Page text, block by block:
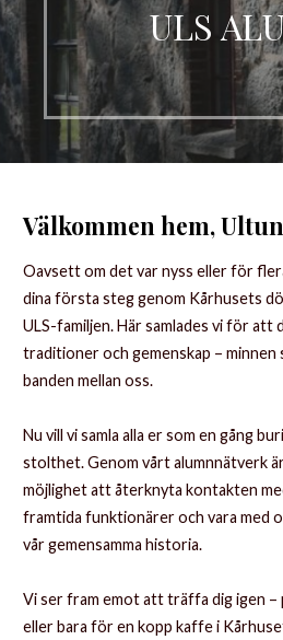
ULS
Välkommen hem,
Oavsett om det var nyss eller för
dina första steg genom Kårhusets
ULS-familjen. Här samlades vi för att
traditioner och gemenskap – minnen
banden mellan oss.
Nu vill vi samla alla er som en gång
stolthet. Genom vårt alumnnätverk
möjlighet att återknyta kontakten
framtida funktionärer och vara med
vår gemensamma historia.
Vi ser fram emot att träffa dig igen –
eller bara för en kopp kaffe i